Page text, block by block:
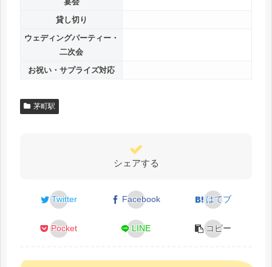
貸し切り
ウェディングパーティー・
二次会
お祝い・サプライズ対応
茅町駅
シェアする
Twitter Facebook はてブ
Pocket LINE コピー